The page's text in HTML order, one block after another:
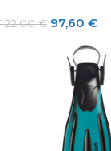
122,00€ 97,60 €